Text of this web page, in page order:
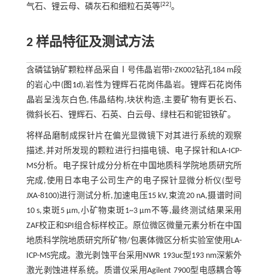
气石、锂云母、磷灰石和细粒石英等[22]。
2 样品特征及测试方法
含磷锰钠矿颗粒样品采自Ⅰ号伟晶岩带I-ZK002钻孔184 m段
的岩心中( 图1d),岩性为锂辉石花岗伟晶岩。锂辉石花岗伟
晶岩呈浅灰白色,伟晶结构,块状构造,主要矿物有更长石、
微斜长石、锂辉石、石英、白云母、绿柱石和铌钽铁矿。
将样品磨制成探针片在偏光显微镜下对其进行系统的观察
描述,并对所发现的颗粒进行扫描电镜、电子探针和LA-ICP-
MS分析。电子探针成分分析在中国地质科学院地质研究所
完成,使用日本电子公司生产的电子探针显微分析仪(型号
JXA-8100)进行测试分析,加速电压15 kV,束流20 nA,摄谱时间
10 s,束斑5 μm,小矿物束斑1~3 μm不等,最终测试结果采用
ZAF校正和SPI组合标样校正。原位微区微量元素分析在中国
地质科学院地质研究所矿物/包裹体微区分析实验室使用LA-
ICP-MS完成。激光剥蚀平台采用NWR 193uc型193 nm深紫外
激光剥蚀进样系统。质谱仪采用Agilent 7900型电感耦合等